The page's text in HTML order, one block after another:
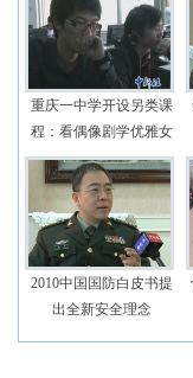
重庆一中学开设另类课
程：看偶像剧学优雅女
2010中国国防白皮书提
出全新安全理念